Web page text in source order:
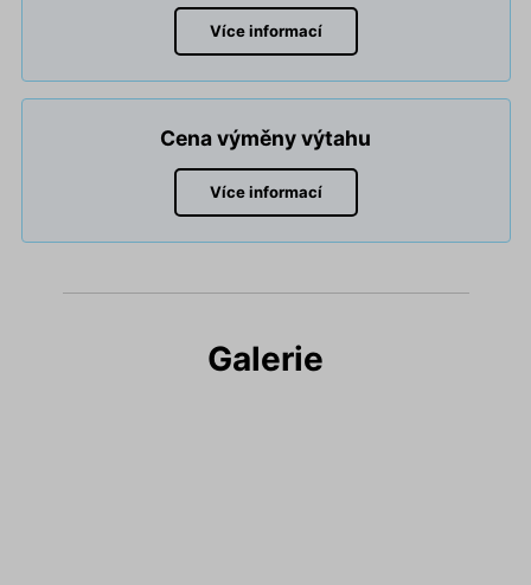
Více informací
Cena výměny výtahu
Více informací
Galerie